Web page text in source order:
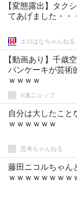
【変態露出】タク
てあげました・・
エロばなちゃんね
【動画あり】千歳
パンケーキが芸術
ｗｗｗｗ
V速ニュップ
自分は大したこと
ｗｗｗｗｗｗ
思考ちゃんねる
藤田ニコルちゃん
ｗｗｗｗｗｗｗｗ